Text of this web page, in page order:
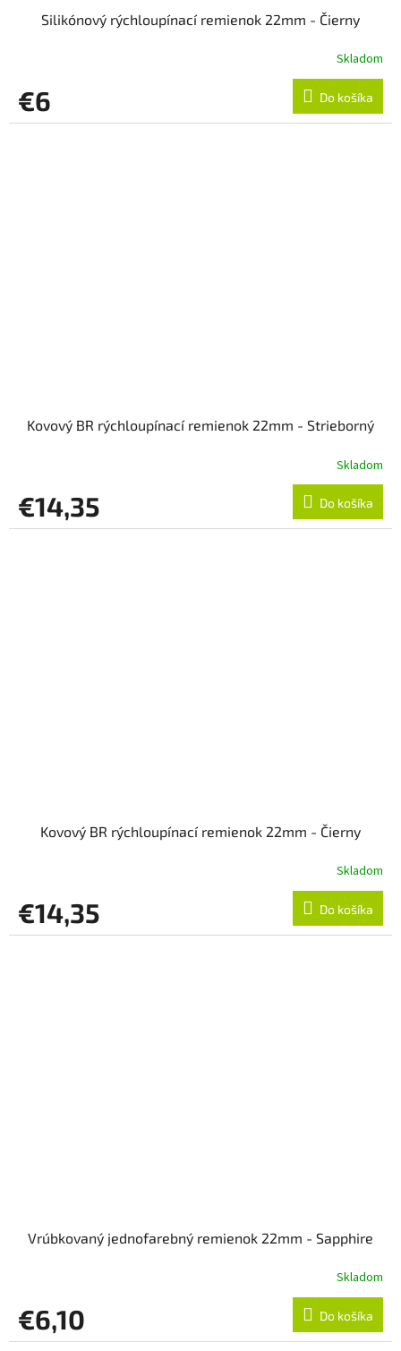
Silikónový rýchloupínací remienok 22mm - Čierny
Skladom
€6 Do košíka
Kovový BR rýchloupínací remienok 22mm - Strieborný
Skladom
€14,35 Do košíka
Kovový BR rýchloupínací remienok 22mm - Čierny
Skladom
€14,35 Do košíka
Vrúbkovaný jednofarebný remienok 22mm - Sapphire
Skladom
€6,10 Do košíka